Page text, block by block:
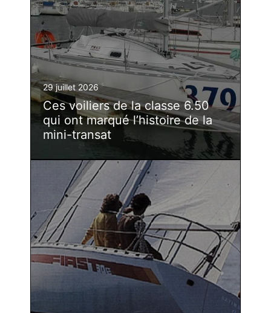
29 juillet 2026
Ces voiliers de la classe 6.50
qui ont marqué l’histoire de la
mini-transat